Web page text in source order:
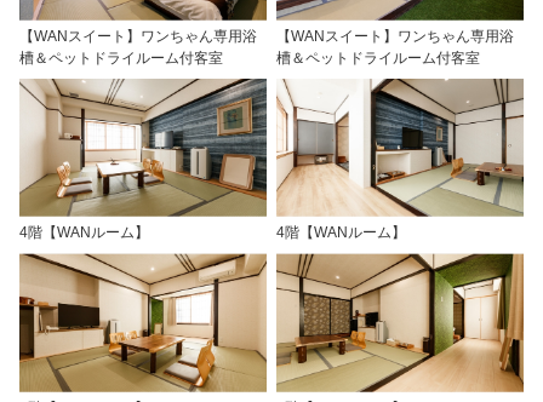
【WANスイート】ワンちゃん専用浴
槽＆ペットドライルーム付客室
【WANスイート】ワンちゃん専用浴
槽＆ペットドライルーム付客室
4階【WANルーム】 4階【WANルーム】